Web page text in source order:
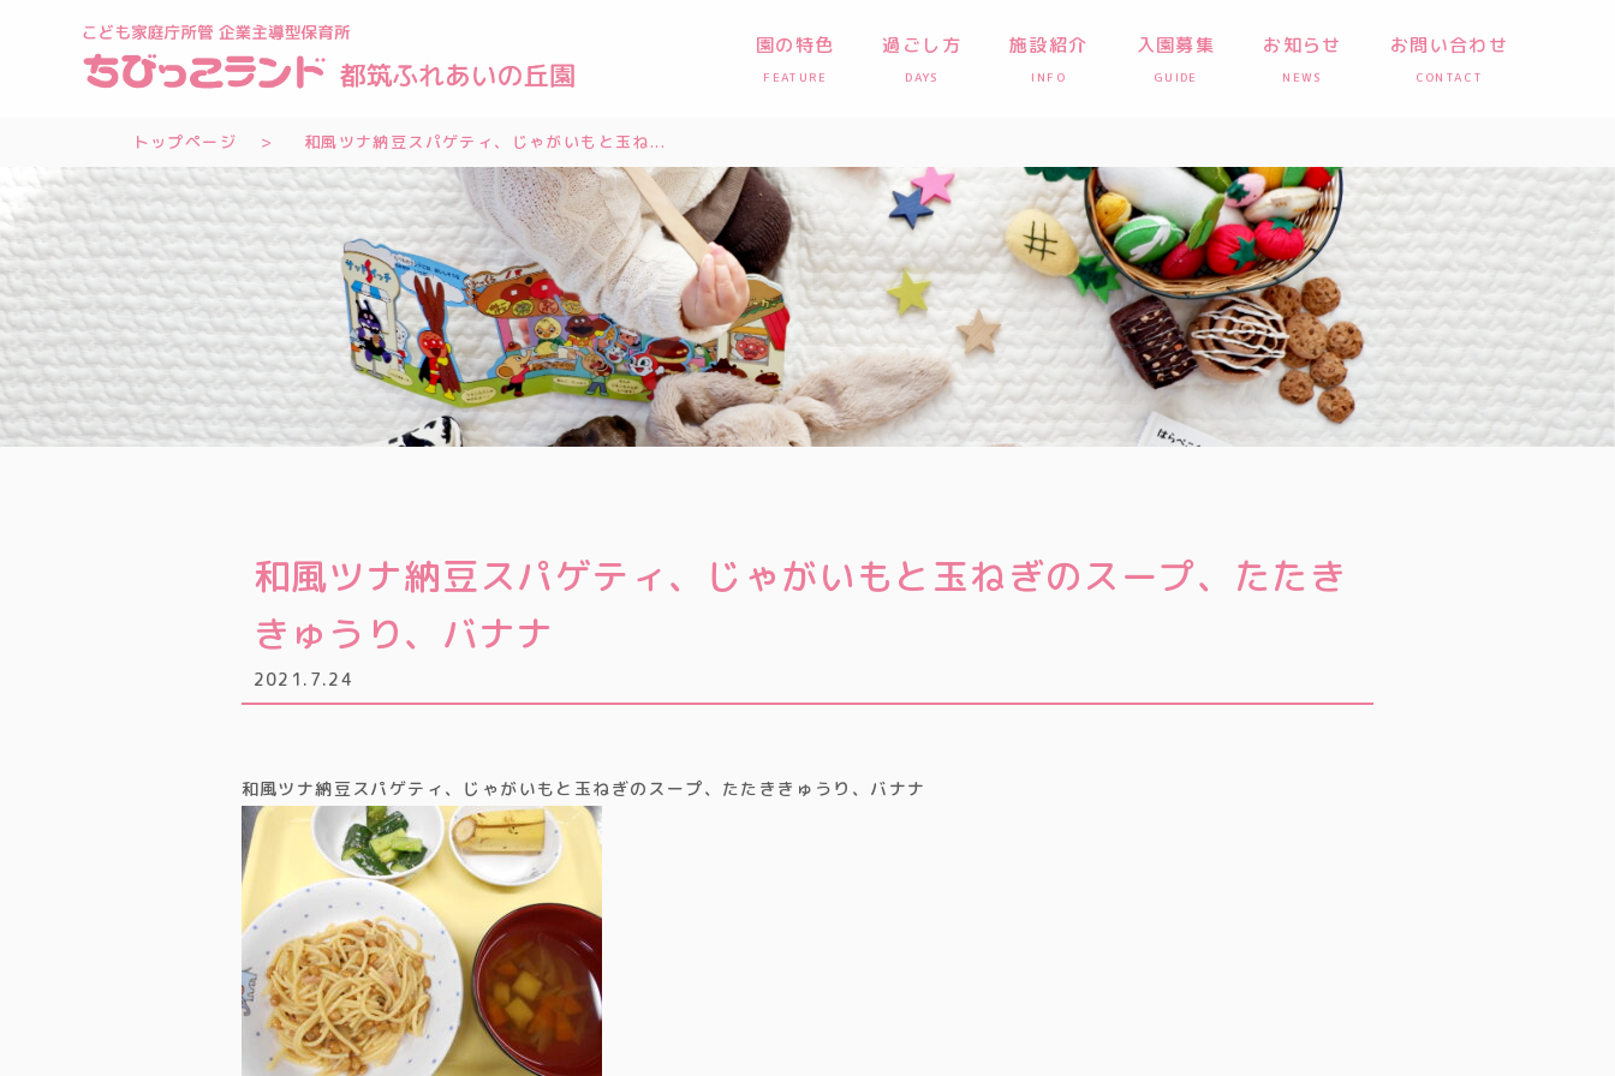
園の特色
FEATURE
過ごし方
DAYS
施設紹介
INFO
入園募集
GUIDE
お知らせ
NEWS
お問い合わせ
CONTACT
トップページ 和風ツナ納豆スパゲティ、じゃがいもと玉ね...
和風ツナ納豆スパゲティ、じゃがいもと玉ねぎのスープ、たたき
きゅうり、バナナ
2021.7.24
和風ツナ納豆スパゲティ、じゃがいもと玉ねぎのスープ、たたききゅうり、バナナ